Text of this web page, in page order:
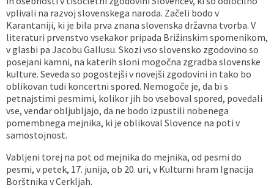
vplivali na razvoj slovenskega naroda. Začeli bodo v
Karantaniji, ki je bila prva znana slovenska državna tvorba. V
literaturi prvenstvo vsekakor pripada Brižinskim spomenikom,
v glasbi pa Jacobu Gallusu. Skozi vso slovensko zgodovino so
posejani kamni, na katerih sloni mogočna zgradba slovenske
kulture. Seveda so pogostejši v novejši zgodovini in tako bo
oblikovan tudi koncertni spored. Nemogoče je, da bi s
petnajstimi pesmimi, kolikor jih bo vseboval spored, povedali
vse, vendar obljubljajo, da ne bodo izpustili nobenega
pomembnega mejnika, ki je oblikoval Slovence na poti v
samostojnost.
Vabljeni torej na pot od mejnika do mejnika, od pesmi do
pesmi, v petek, 17. junija, ob 20. uri, v Kulturni hram Ignacija
Borštnika v Cerkljah.
Vaške skupnosti
Častno razsodišče
Medobčinski inšpektorat
Gasilstvo, zaščita in reševanje
Načrt ravnanja s stvarnim premoženjem
Galerija slik
MojaObčina.si
Dokumenti v javni obravnavi